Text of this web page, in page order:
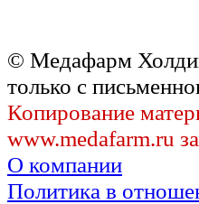
© Медафарм
только с
Копирование
www.medafarm.ru
О компании
Политика в